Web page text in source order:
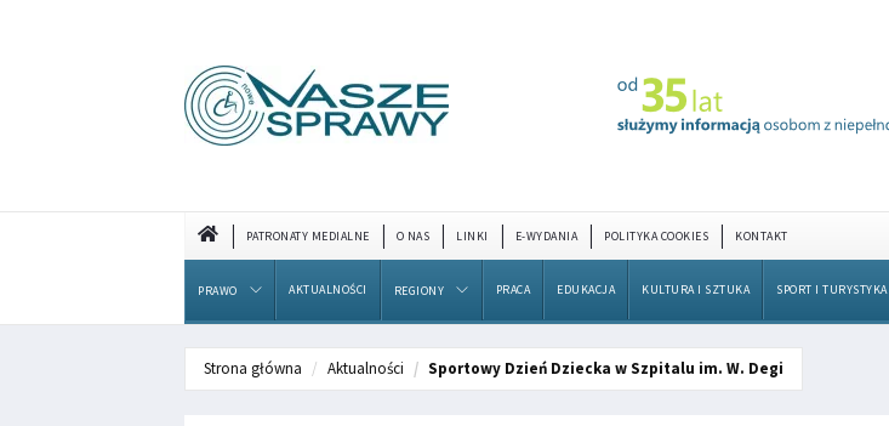
PATRONATY MEDIALNE O NAS LINKI E-WYDANIA POLITYKA COOKIES KONTAKT
PRAWO AKTUALNOŚCI REGIONY PRACA EDUKACJA KULTURA I SZTUKA SPORT I TURYSTYKA
Strona główna Aktualności Sportowy Dzień Dziecka w Szpitalu im. W. Degi